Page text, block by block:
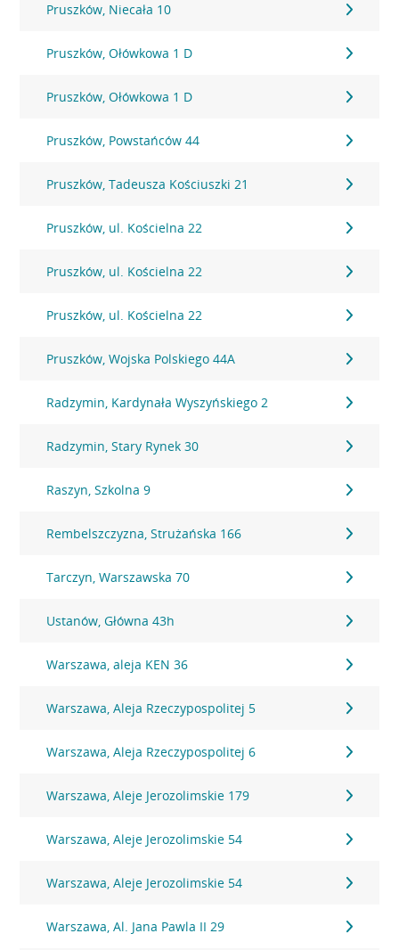
Pruszków, Niecała 10
Pruszków, Ołówkowa 1 D
Pruszków, Ołówkowa 1 D
Pruszków, Powstańców 44
Pruszków, Tadeusza Kościuszki 21
Pruszków, ul. Kościelna 22
Pruszków, ul. Kościelna 22
Pruszków, ul. Kościelna 22
Pruszków, Wojska Polskiego 44A
Radzymin, Kardynała Wyszyńskiego 2
Radzymin, Stary Rynek 30
Raszyn, Szkolna 9
Rembelszczyzna, Strużańska 166
Tarczyn, Warszawska 70
Ustanów, Główna 43h
Warszawa, aleja KEN 36
Warszawa, Aleja Rzeczypospolitej 5
Warszawa, Aleja Rzeczypospolitej 6
Warszawa, Aleje Jerozolimskie 179
Warszawa, Aleje Jerozolimskie 54
Warszawa, Aleje Jerozolimskie 54
Warszawa, Al. Jana Pawla II 29